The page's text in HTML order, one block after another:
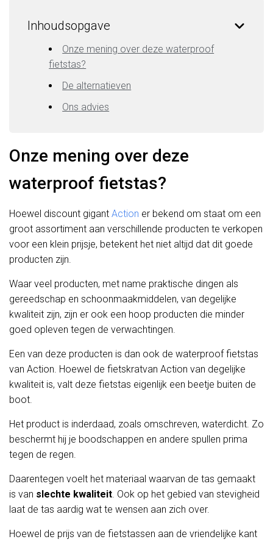
Inhoudsopgave
Onze mening over deze waterproof
fietstas?
De alternatieven
Ons advies
Onze mening over deze
waterproof fietstas?
Hoewel discount gigant Action er bekend om staat om een
groot assortiment aan verschillende producten te verkopen
voor een klein prijsje, betekent het niet altijd dat dit goede
producten zijn.
Waar veel producten, met name praktische dingen als
gereedschap en schoonmaakmiddelen, van degelijke
kwaliteit zijn, zijn er ook een hoop producten die minder
goed opleven tegen de verwachtingen.
Een van deze producten is dan ook de waterproof fietstas
van Action. Hoewel de fietskratvan Action van degelijke
kwaliteit is, valt deze fietstas eigenlijk een beetje buiten de
boot.
Het product is inderdaad, zoals omschreven, waterdicht. Zo
beschermt hij je boodschappen en andere spullen prima
tegen de regen.
Daarentegen voelt het materiaal waarvan de tas gemaakt
is van slechte kwaliteit. Ook op het gebied van stevigheid
laat de tas aardig wat te wensen aan zich over.
Hoewel de prijs van de fietstassen aan de vriendelijke kant